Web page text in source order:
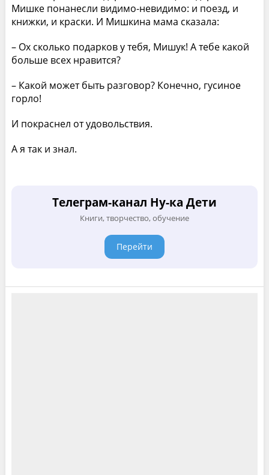
Мишке понанесли видимо-невидимо: и поезд, и
книжки, и краски. И Мишкина мама сказала:
– Ох сколько подарков у тебя, Мишук! А тебе какой
больше всех нравится?
– Какой может быть разговор? Конечно, гусиное
горло!
И покраснел от удовольствия.
А я так и знал.
Телеграм-канал Ну-ка Дети
Книги, творчество, обучение
Перейти